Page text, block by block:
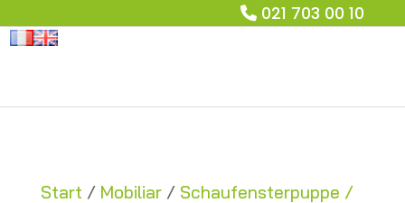
021 703 00 10
Start / Mobiliar/ Schaufensterpuppe /